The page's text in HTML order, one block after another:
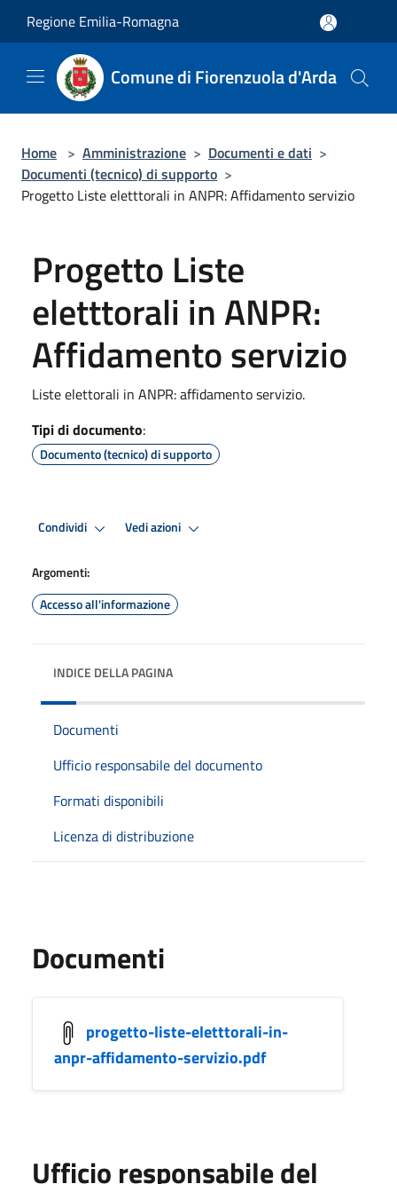
Regione Emilia-Romagna
Comune di Fiorenzuola d'Arda
Home > Amministrazione > Documenti e dati >
Documenti (tecnico) di supporto >
Progetto Liste eletttorali in ANPR: Affidamento servizio
Progetto Liste
eletttorali in ANPR:
Affidamento servizio
Liste elettorali in ANPR: affidamento servizio.
Tipi di documento:
Documento (tecnico) di supporto
Condividi Vedi azioni
Argomenti:
Accesso all'informazione
INDICE DELLA PAGINA
Documenti
Ufficio responsabile del documento
Formati disponibili
Licenza di distribuzione
Documenti
progetto-liste-eletttorali-in-
anpr-affidamento-servizio.pdf
Ufficio responsabile del